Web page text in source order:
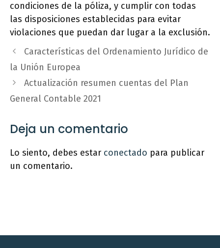
condiciones de la póliza, y cumplir con todas
las disposiciones establecidas para evitar
violaciones que puedan dar lugar a la exclusión.
Características del Ordenamiento Jurídico de
la Unión Europea
Actualización resumen cuentas del Plan
General Contable 2021
Deja un comentario
Lo siento, debes estar conectado para publicar
un comentario.